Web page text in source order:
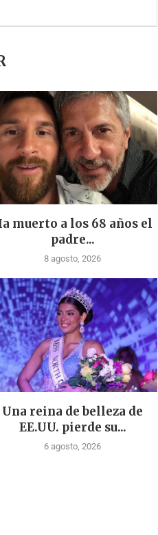
muerto a los 68 años el
padre...
8 agosto, 2026
Una reina de belleza de
EE.UU. pierde su...
6 agosto, 2026